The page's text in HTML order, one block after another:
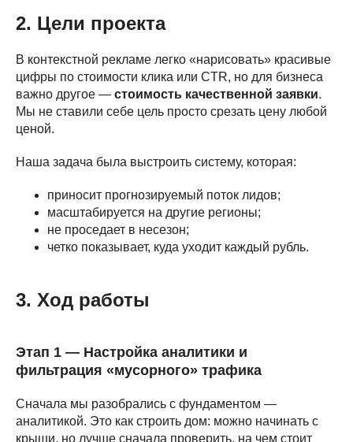
2. Цели проекта
В контекстной рекламе легко «нарисовать» красивые
цифры по стоимости клика или CTR, но для бизнеса
важно другое — стоимость качественной заявки.
Мы не ставили себе цель просто срезать цену любой
ценой.
Наша задача была выстроить систему, которая:
приносит прогнозируемый поток лидов;
масштабируется на другие регионы;
не проседает в несезон;
четко показывает, куда уходит каждый рубль.
3. Ход работы
Этап 1 — Настройка аналитики и
фильтрация «мусорного» трафика
Сначала мы разобрались с фундаментом —
аналитикой. Это как строить дом: можно начинать с
крыши, но лучше сначала проверить, на чем стоит